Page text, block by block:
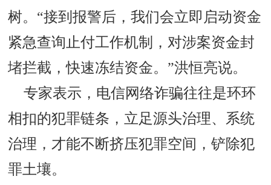
树。“接到报警后，我们会立即启动资金
紧急查询止付工作机制，对涉案资金封
堵拦截，快速冻结资金。”洪恒亮说。
专家表示，电信网络诈骗往往是环环
相扣的犯罪链条，立足源头治理、系统
治理，才能不断挤压犯罪空间，铲除犯
罪土壤。